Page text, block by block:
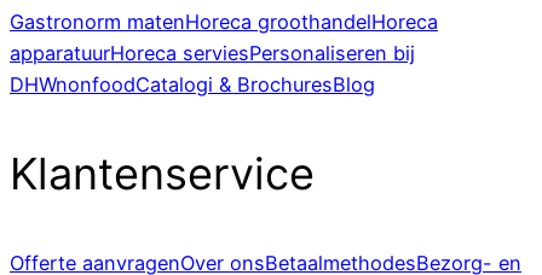
Gastronorm matenHoreca groothandelHoreca
apparatuurHoreca serviesPersonaliseren bij
DHWnonfoodCatalogi & BrochuresBlog
Klantenservice
Offerte aanvragenOver onsBetaalmethodesBezorg- en